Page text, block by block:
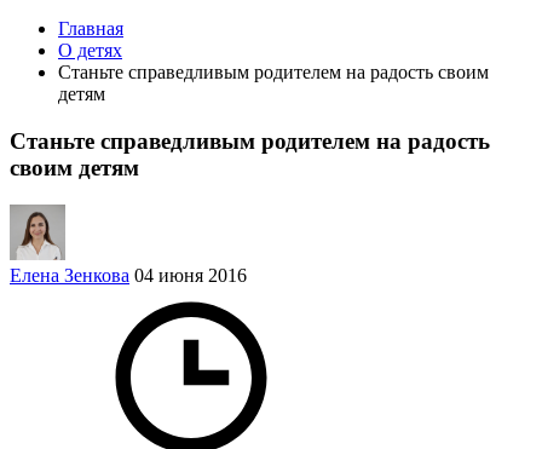
Главная
О детях
Станьте справедливым родителем на радость своим
детям
Станьте справедливым родителем на радость
своим детям
Елена Зенкова 04 июня 2016